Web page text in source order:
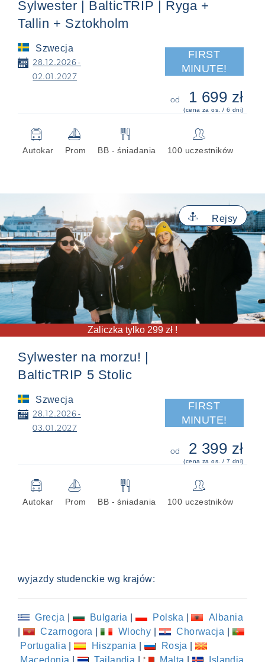
Sylwester | BalticTRIP | Ryga +
Tallin + Sztokholm
Szwecja
📅 28.12.2026 -
02.01.2027
FIRST
MINUTE!
od 1 699 zł
(cena za os. / 6 dni)
🚍
Autokar
⛵
Prom
🍴
BB - śniadania
👥
100 uczestników
Zaliczka tylko 299 zł !
Rejsy
⚓
Sylwester na morzu! |
BalticTRIP 5 Stolic
Szwecja
📅 28.12.2026 -
03.01.2027
FIRST
MINUTE!
od 2 399 zł
(cena za os. / 7 dni)
🚍
Autokar
⛵
Prom
🍴
BB - śniadania
👥
100 uczestników
wyjazdy studenckie wg krajów:
Grecja Bulgaria Polska |
Albania
Czarnogora | Wlochy Chorwacja
Portugalia
| Hiszpania | Rosja
|
Macedonia
Tajlandia Malta
Islandia